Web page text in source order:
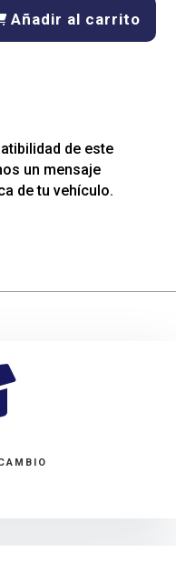
Añadir al carrito
de este
un mensaje
de tu vehículo.